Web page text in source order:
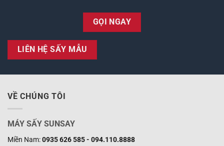
GỌI NGAY
LIÊN HỆ SẤY MẪU
VỀ CHÚNG TÔI
MÁY SẤY SUNSAY
Miền Nam:0935 626 585 - 094.110.8888